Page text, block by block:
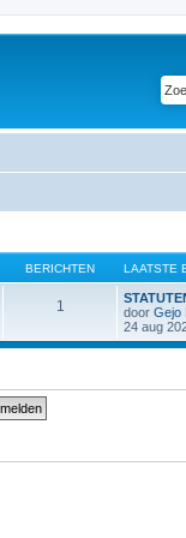
BERICHTEN LAATSTE
1
door Gejo
24 aug